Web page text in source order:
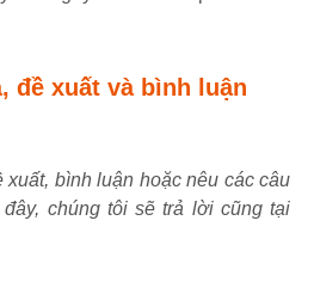
đề xuất và bình luận
bình luận hoặc nêu các câu
chúng tôi sẽ trả lời cũng tại